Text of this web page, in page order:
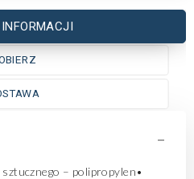
-
– polipropylen•